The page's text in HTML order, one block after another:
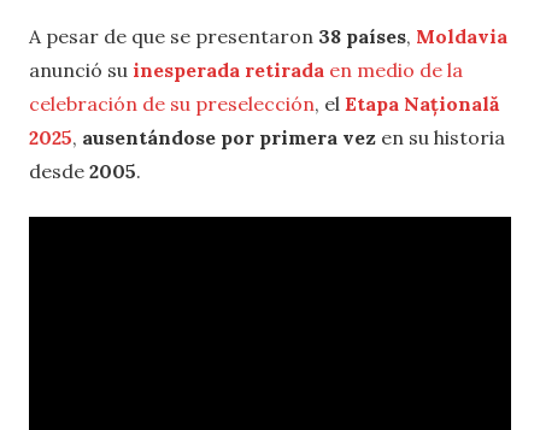
A pesar de que se presentaron 38 países, Moldavia
anunció su inesperada retirada en medio de la
celebración de su preselección, el Etapa Națională
2025, ausentándose por primera vez en su historia
desde 2005.